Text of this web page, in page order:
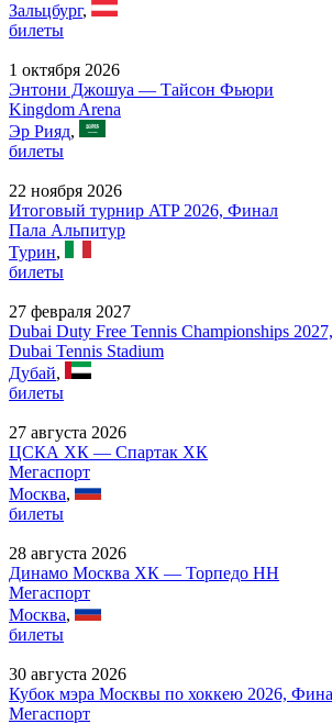
Зальцбург,
билеты
1 октября 2026
Энтони Джошуа — Тайсон Фьюри
Kingdom Arena
Эр Рияд,
билеты
22 ноября 2026
Итоговый турнир ATP 2026, Финал
Пала Альпитур
Турин,
билеты
27 февраля 2027
Dubai Duty Free Tennis Championships
Dubai Tennis Stadium
Дубай,
билеты
27 августа 2026
ЦСКА ХК — Спартак ХК
Мегаспорт
Москва,
билеты
28 августа 2026
Динамо Москва ХК — Торпедо НН
Мегаспорт
Москва,
билеты
30 августа 2026
Кубок мэра Москвы по хоккею 2026,
Мегаспорт